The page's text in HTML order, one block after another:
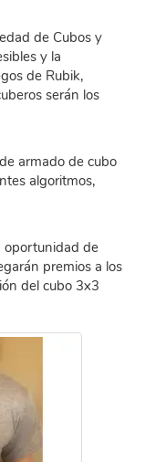
de Cubos y
y la
de Rubik,
serán los
armado de cubo
algoritmos,
oportunidad de
premios a los
del cubo 3x3